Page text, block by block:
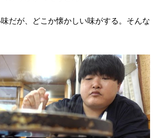
だが、どこか懐かしい味がする。そんな